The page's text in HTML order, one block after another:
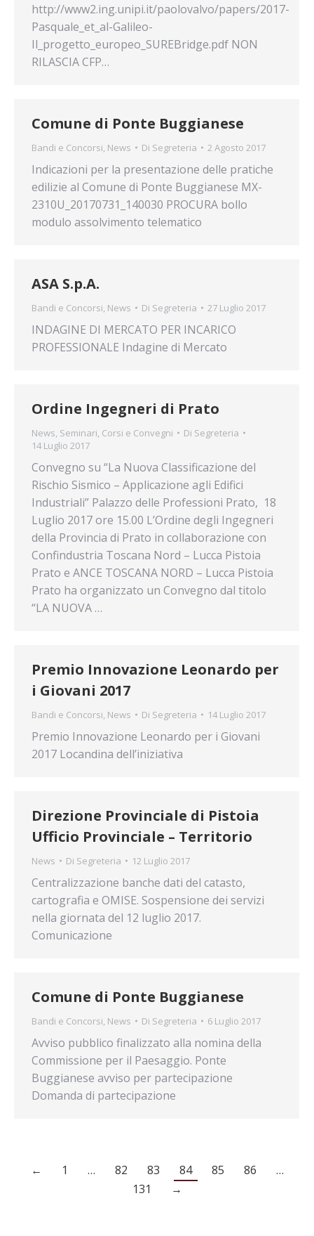
http://www2.ing.unipi.it/paolovalvo/papers/2017-
Pasquale_et_al-Galileo-
Il_progetto_europeo_SUREBridge.pdf NON
RILASCIA CFP…
Comune di Ponte Buggianese
Bandi e Concorsi, News Di Segreteria 2 Agosto 2017
Indicazioni per la presentazione delle pratiche
edilizie al Comune di Ponte Buggianese MX-
2310U_20170731_140030 PROCURA bollo
modulo assolvimento telematico
ASA S.p.A.
Bandi e Concorsi, News Di Segreteria 27 Luglio 2017
INDAGINE DI MERCATO PER INCARICO
PROFESSIONALE Indagine di Mercato
Ordine Ingegneri di Prato
News, Seminari, Corsi e Convegni Di Segreteria
14 Luglio 2017
Convegno su “La Nuova Classificazione del
Rischio Sismico – Applicazione agli Edifici
Industriali” Palazzo delle Professioni Prato, 18
Luglio 2017 ore 15.00 L’Ordine degli Ingegneri
della Provincia di Prato in collaborazione con
Confindustria Toscana Nord – Lucca Pistoia
Prato e ANCE TOSCANA NORD – Lucca Pistoia
Prato ha organizzato un Convegno dal titolo
“LA NUOVA …
Premio Innovazione Leonardo per
i Giovani 2017
Bandi e Concorsi, News Di Segreteria 14 Luglio 2017
Premio Innovazione Leonardo per i Giovani
2017 Locandina dell’iniziativa
Direzione Provinciale di Pistoia
Ufficio Provinciale – Territorio
News Di Segreteria 12 Luglio 2017
Centralizzazione banche dati del catasto,
cartografia e OMISE. Sospensione dei servizi
nella giornata del 12 luglio 2017.
Comunicazione
Comune di Ponte Buggianese
Bandi e Concorsi, News Di Segreteria 6 Luglio 2017
Avviso pubblico finalizzato alla nomina della
Commissione per il Paesaggio. Ponte
Buggianese avviso per partecipazione
Domanda di partecipazione
← 1 … 82 83 84 85 86
…
131
→